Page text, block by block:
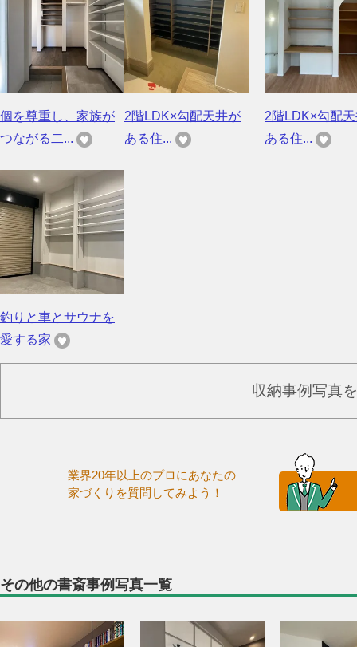
個を尊重し、家族が
つながる二...
2階LDK×勾配天井が
ある住...
2階LDK×勾配
ある住...
釣りと車とサウナを
愛する家
収納事例写真
業界20年以上のプロにあなたの
家づくりを質問してみよう！
その他の書斎事例写真一覧